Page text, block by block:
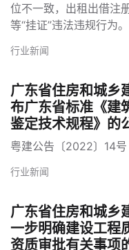
位不一致，出租出借注
等“挂证”违法违规行为。
行业新闻
广东省住房和城乡
布广东省标准《建
鉴定技术规程》的
粤建公告〔2022〕14号
行业新闻
广东省住房和城乡
一步明确建设工程
资质审批有关事项